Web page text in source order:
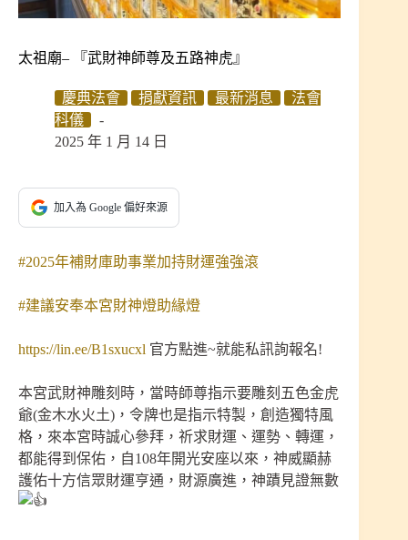
太祖廟– 『武財神師尊及五路神虎』
慶典法會 捐獻資訊 最新消息
法會
科儀
2025 年 1 月 14 日
加入為 Google 偏好來源
#2025年補財庫助事業加持財運強強滾
#建議安奉本宮財神燈助緣燈
https://lin.ee/B1sxucxl 官方點進~就能私訊詢報名!
本宮武財神雕刻時，當時師尊指示要雕刻五色金虎
爺(金木水火土)，令牌也是指示特製，創造獨特風
格，來本宮時誠心參拜，祈求財運、運勢、轉運，
都能得到保佑，自108年開光安座以來，神威顯赫
護佑十方信眾財運亨通，財源廣進，神蹟見證無數